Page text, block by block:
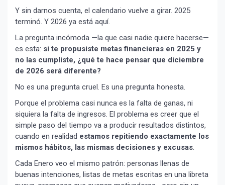
Y sin darnos cuenta, el calendario vuelve a girar. 2025
terminó. Y 2026 ya está aquí.
La pregunta incómoda —la que casi nadie quiere hacerse—
es esta: si te propusiste metas financieras en 2025 y
no las cumpliste, ¿qué te hace pensar que diciembre
de 2026 será diferente?
No es una pregunta cruel. Es una pregunta honesta.
Porque el problema casi nunca es la falta de ganas, ni
siquiera la falta de ingresos. El problema es creer que el
simple paso del tiempo va a producir resultados distintos,
cuando en realidad estamos repitiendo exactamente los
mismos hábitos, las mismas decisiones y excusas.
Cada Enero veo el mismo patrón: personas llenas de
buenas intenciones, listas de metas escritas en una libreta